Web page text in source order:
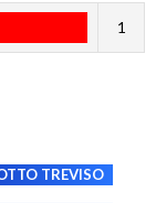
1
TREVISO